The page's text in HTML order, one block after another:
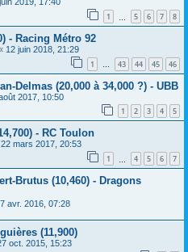
2019, 17:40
1 5 6 7 8
- Racing Métro 92
12 juin 2018, 21:29
1 … 43 44 45 46
Delmas (20,000 à 34,000 ?) - UBB
2017, 10:50
1 2 3 4 5
- RC Toulon
22 mars 2017, 20:53
1 4 5 6 7
Brutus (10,460) - Dragons
avr. 2016, 07:28
(11,900)
oct. 2015, 15:23